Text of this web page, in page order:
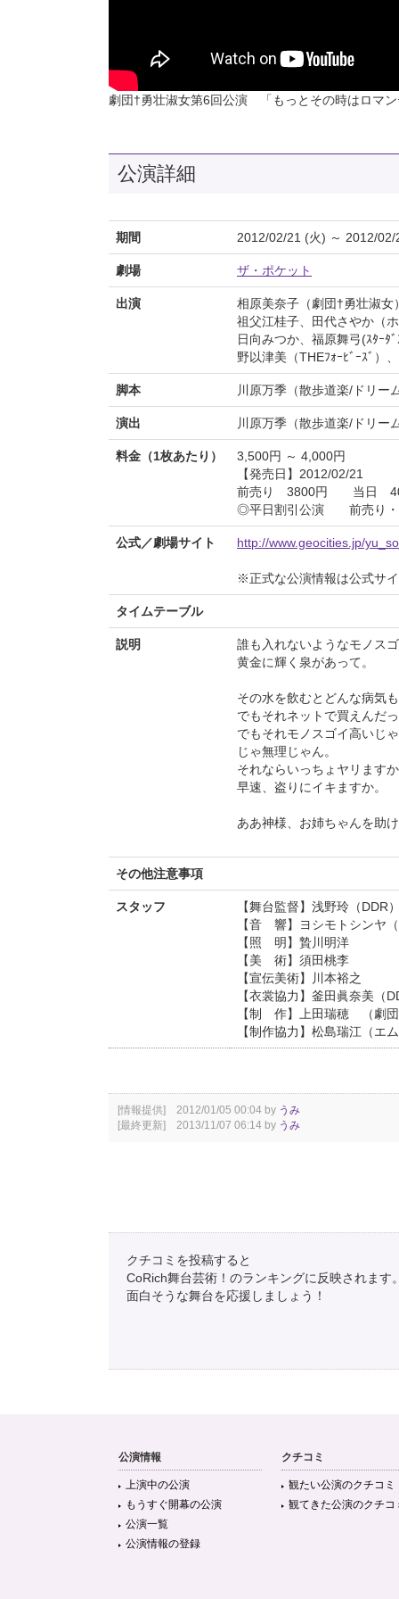
劇団†勇壮淑女第6回公演 「もっとその時はロマ
公演詳細
期間 2012/02/21 (火) ～ 2012/02/
劇場 ザ・ポケット
出演
相原美奈子（劇団†勇壮淑女
祖父江桂子、田代さやか（
日向みつか、福原舞弓(ｽﾀｰﾀ
野以津美（THEﾌｫｰﾋﾞｰｽﾞ）
脚本 川原万季（散歩道楽/ドリー
演出 川原万季（散歩道楽/ドリー
料金（1枚あたり）
3,500円 ～ 4,000円
【発売日】2012/02/21
前売り 3800円 当日
◎平日割引公演 前売り
公式／劇場サイト http://www.geocities.jp/
※正式な公演情報は公式サ
タイムテーブル
説明
誰も入れないようなモノス
黄金に輝く泉があって。
その水を飲むとどんな病気
でもそれネットで買えんだ
でもそれモノスゴイ高いじ
じゃ無理じゃん。
それならいっちょヤリます
早速、盗りにイキますか。
ああ神様、お姉ちゃんを助
その他注意事項
スタッフ
【舞台監督】浅野玲（DDR
【音 響】ヨシモトシンヤ
【照 明】贄川明洋
【美 術】須田桃李
【宣伝美術】川本裕之
【衣裳協力】釜田眞奈美
【制 作】上田瑞穂 （劇
【制作協力】松島瑞江（エ
[情報提供] 2012/01/05 00:04 by うみ
[最終更新] 2013/11/07 06:14 by うみ
クチコミを投稿すると
CoRich舞台芸術！のランキングに反映されます
面白そうな舞台を応援しましょう！
公演情報
上演中の公演
もうすぐ開幕の公演
公演一覧
公演情報の登録
クチコミ
観たい公演のクチコミ
観てきた公演のクチコ